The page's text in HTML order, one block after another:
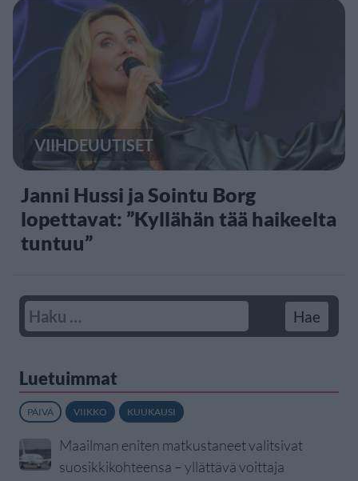
VIIHDEUUTISET
Janni Hussi ja Sointu Borg
lopettavat: ”Kyllähän tää haikeelta
tuntuu”
Luetuimmat
PÄIVÄ VIIKKO KUUKAUSI
Maailman eniten matkustaneet valitsivat
suosikkikohteensa – yllättävä voittaja